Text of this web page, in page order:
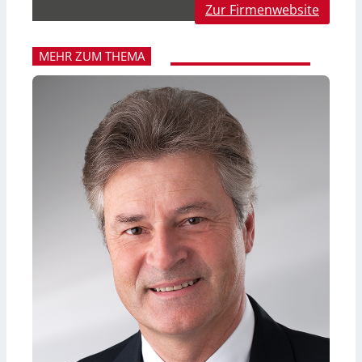
Zur Firmenwebsite
MEHR ZUM THEMA